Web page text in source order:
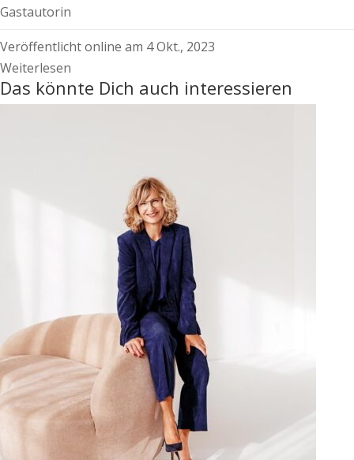
Gastautorin
Veröffentlicht online am 4 Okt., 2023
Weiterlesen
Das könnte Dich auch interessieren